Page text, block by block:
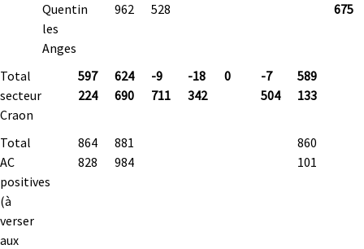
Quentin
les
Anges
962
528
675
Total
secteur
Craon
597
224
624
690
-9
711
-18
342
0
-7
504
589
133
Total
AC
positives
(à
verser
aux
864
828
881
984
860
101